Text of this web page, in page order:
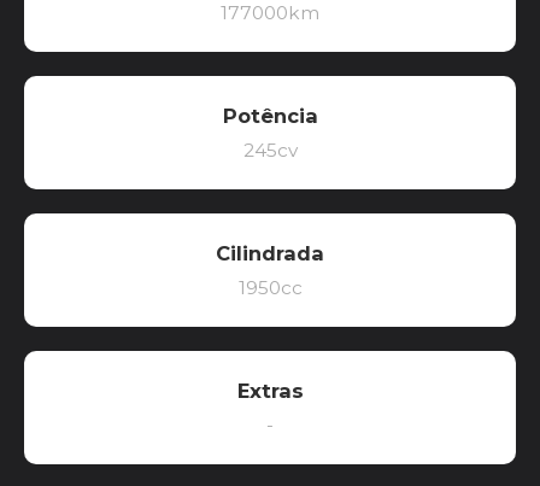
177000km
Potência
245cv
Cilindrada
1950cc
Extras
-